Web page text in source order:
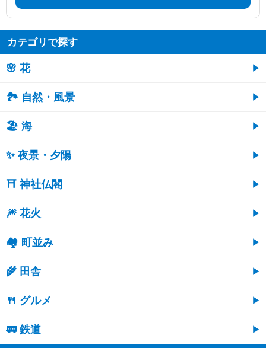
カテゴリで探す
🌸 花
🏞️ 自然・風景
🏖 海
✨ 夜景・夕陽
⛩ 神社仏閣
🎆 花火
🏘 町並み
🌾 田舎
🍴 グルメ
🚃 鉄道